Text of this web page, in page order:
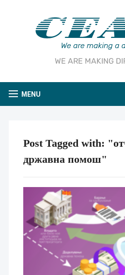
WE ARE MAKING
MENU
Post Tagged with:
државна помош"